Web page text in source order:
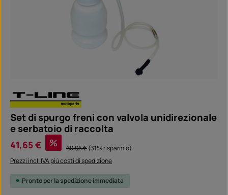
Set di spurgo freni con valvola unidirezionale
e serbatoio di raccolta
Prezzo di vendita:
41,65 € % Prezzo normale:
60,95 €(31% risparmio)
Prezzi incl. IVA più costi di spedizione
Pronto per la spedizione immediata